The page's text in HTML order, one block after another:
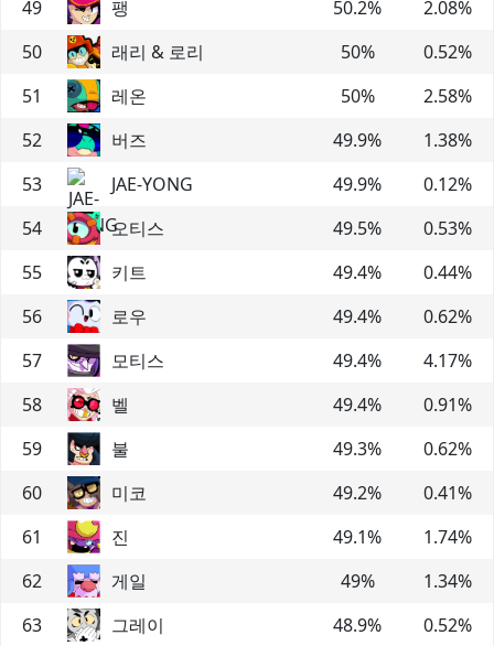
49
팽 50.2% 2.08%
50
래리 & 로리 50% 0.52%
51
레온 50% 2.58%
52
버즈 49.9% 1.38%
53
JAE-YONG 49.9% 0.12%
54
오티스 49.5% 0.53%
55
키트 49.4% 0.44%
56
로우 49.4% 0.62%
57
모티스 49.4% 4.17%
58
벨 49.4% 0.91%
59
불 49.3% 0.62%
60
미코 49.2% 0.41%
61
진 49.1% 1.74%
62
게일 49% 1.34%
63
그레이 48.9% 0.52%